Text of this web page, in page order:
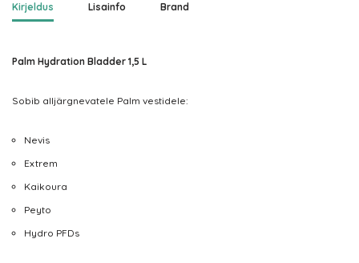
Kirjeldus Lisainfo Brand
Palm Hydration Bladder 1,5 L
Sobib alljärgnevatele Palm vestidele:
Nevis
Extrem
Kaikoura
Peyto
Hydro PFDs